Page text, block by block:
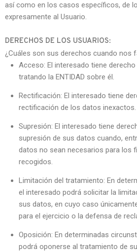
así como en los casos específicos, de
expresamente al Usuario.
DERECHOS DE LOS USUARIOS:
¿Cuáles son sus derechos cuando nos
Acceso: El interesado tiene
tratando la ENTIDAD sobre él.
Rectificación: El interesado tiene
rectificación de los datos inexactos.
Supresión: El interesado tiene
supresión de sus datos cuando,
datos no sean necesarios para los
recogidos.
Limitación del tratamiento: En
el interesado podrá solicitar la
sus datos, en cuyo caso
para el ejercicio o la defensa de
Oposición: En determinadas
podrá oponerse al tratamiento de